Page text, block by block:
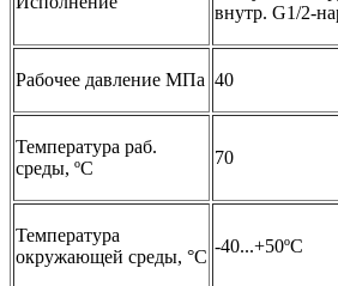
внутр. G1/2-
Рабочее давление МПа 40
Температура раб.
среды, ºС
70
Температура
окружающей среды, °C
-40...+50ºС